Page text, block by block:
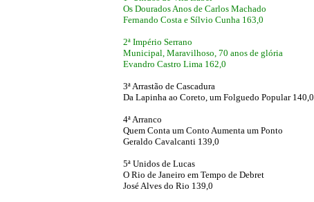
Os Dourados Anos de Carlos Machado
Fernando Costa e Sílvio Cunha 163,0
2ª Império Serrano
Municipal, Maravilhoso, 70 anos de glória
Evandro Castro Lima 162,0
3ª Arrastão de Cascadura
Da Lapinha ao Coreto, um Folguedo Popular 140,0
4ª Arranco
Quem Conta um Conto Aumenta um Ponto
Geraldo Cavalcanti 139,0
5ª Unidos de Lucas
O Rio de Janeiro em Tempo de Debret
José Alves do Rio 139,0